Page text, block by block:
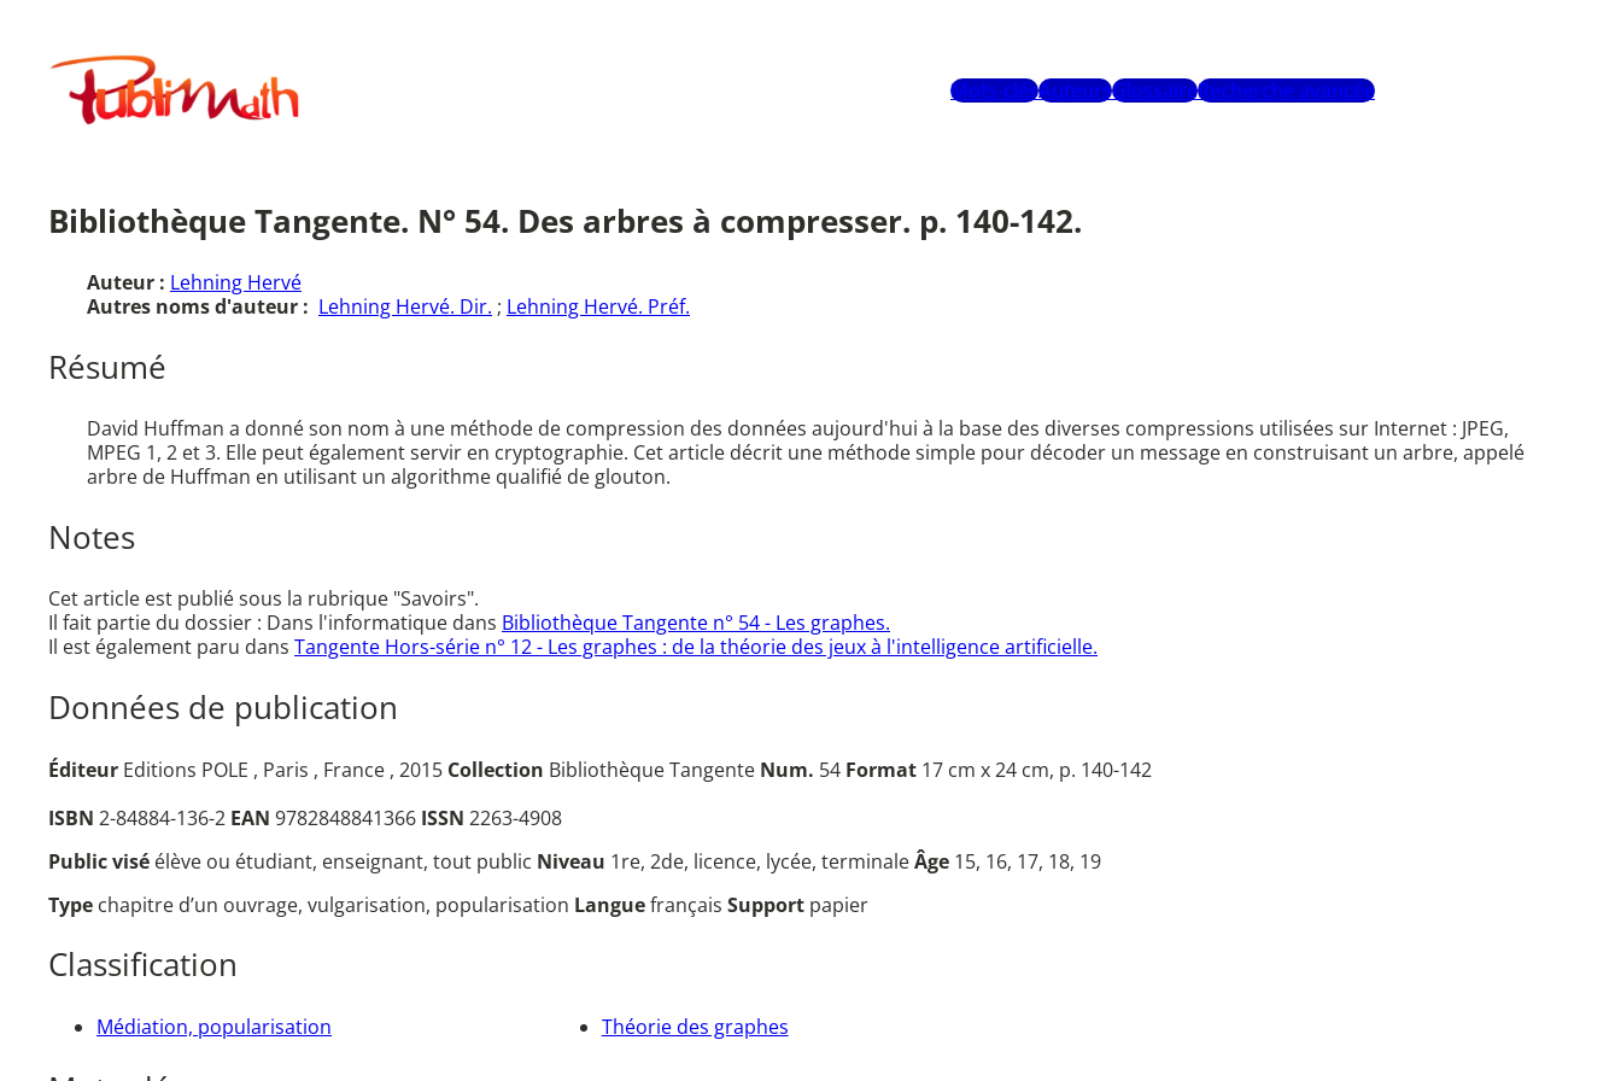
contenuPublimath
Mots-clésAuteursGlossaireRecherche avancée
Bibliothèque Tangente. N° 54. Des arbres à compresser. p. 140-142.
Auteur : Lehning Hervé
Autres noms d'auteur : Lehning Hervé. Dir. ; Lehning Hervé. Préf.
Résumé
David Huffman a donné son nom à une méthode de compression des données aujourd'hui à la base des diverses compressions utilisées sur Internet : JPEG,
MPEG 1, 2 et 3. Elle peut également servir en cryptographie. Cet article décrit une méthode simple pour décoder un message en construisant un arbre, appelé
arbre de Huffman en utilisant un algorithme qualifié de glouton.
Notes
Cet article est publié sous la rubrique "Savoirs".
Il fait partie du dossier : Dans l'informatique dans Bibliothèque Tangente n° 54 - Les graphes.
Il est également paru dans Tangente Hors-série n° 12 - Les graphes : de la théorie des jeux à l'intelligence artificielle.
Données de publication
Éditeur Editions POLE , Paris , France , 2015 Collection Bibliothèque Tangente Num. 54 Format 17 cm x 24 cm, p. 140-142
ISBN 2-84884-136-2 EAN 9782848841366 ISSN 2263-4908
Public visé élève ou étudiant, enseignant, tout public Niveau 1re, 2de, licence, lycée, terminaleÂge 15, 16, 17, 18, 19
Type chapitre d’un ouvrage, vulgarisation, popularisation Languefrançais Support papier
Classification
Médiation, popularisation Théorie des graphes